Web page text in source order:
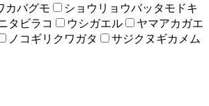
カバグモ
ショウリョウバッタモドキ
タビラコ ウシガエル
ヤマアカガエ
ノコギリクワガタ
サジクヌギカメム